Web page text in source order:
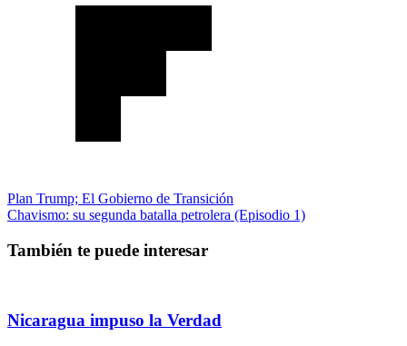
Navegación
de
entradas
Plan Trump; El Gobierno de Transición
Chavismo: su segunda batalla petrolera (Episodio 1)
También te puede interesar
Nicaragua impuso la Verdad